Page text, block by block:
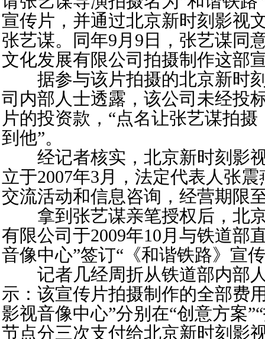
宣传片，并通过北京新时刻影视
张艺谋。同年9月9日，张艺谋同
文化发展有限公司拍摄制作这部
据参与该片拍摄的北京新时
司内部人士透露，该公司未经投
片的投资款，“点名让张艺谋拍
到他”。
经记者核实，北京新时刻影
立于2007年3月，法定代表人张
交流活动和信息咨询，经营期限
拿到张艺谋亲笔授权后，北
有限公司于2009年10月与铁道部
音像中心”签订“《和谐铁路》宣
记者几经周折从铁道部内部
示：该宣传片拍摄制作的全部费
影视音像中心”分别在“创意方案
节点分三次支付给北京新时刻影